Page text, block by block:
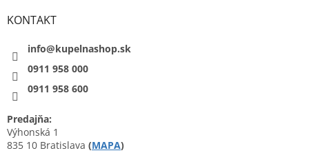
KONTAKT
info@kupelnashop.sk
0911 958 000
0911 958 600
Predajňa:
Výhonská 1
835 10 Bratislava (MAPA)